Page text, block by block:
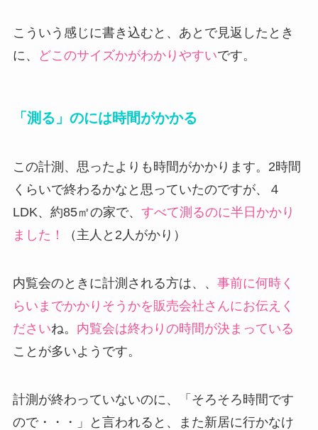
こういう感じに書き込むと、あとで見返したとき
に、
どこのサイズかがわかりやすいです。
「測る」のには時間がかかる
この計測、思ったよりも時間がかかります。2時間
くらいで終わるかなと思っていたのですが、４
LDK、約85㎡の家で、 すべて測るのに半日かかり
ました！
（主人と2人がかり）
内覧会のときに計測される方は、、 事前に何時く
らいまでかかりそうかを販売会社さんにお伝えく
ださいね。 内覧会は終わりの時間が決まっている
ことが多いようです。
計測が終わっていないのに、「そろそろ時間です
ので・・・」と言われると、また新居に行かなけ